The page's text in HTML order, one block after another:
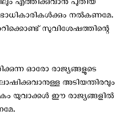
എത്തിക്കുവാന്‍ പുതിയ
നൽകണമേ.
സുവിശേഷത്തിന്റെ
ഓരോ രാജ്യങ്ങളുടെ
അടിയന്തിരവും
യുവാക്കൾ ഈ രാജ്യങ്ങളിൽ